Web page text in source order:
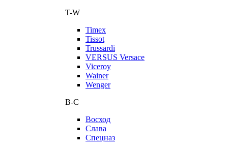
T-W
Timex
Tissot
Trussardi
VERSUS Versace
Viceroy
Wainer
Wenger
В-С
Восход
Слава
Спецназ